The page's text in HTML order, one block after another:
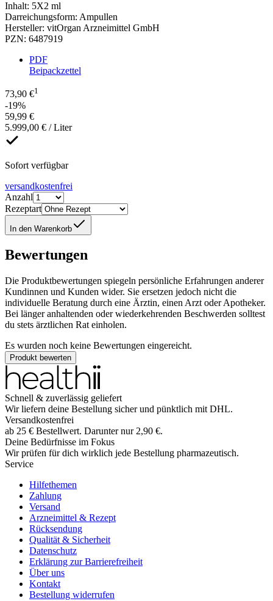
Inhalt: 5X2 ml
Darreichungsform: Ampullen
Hersteller: vitOrgan Arzneimittel GmbH
PZN: 6487919
PDF
Beipackzettel
73,90 €1
-19%
59,99 €
5.999,00 € / Liter
Sofort verfügbar
versandkostenfrei
Anzahl
Rezeptart
In den Warenkorb
Bewertungen
Die Produktbewertungen spiegeln persönliche Erfahrungen anderer
Kundinnen und Kunden wider. Sie ersetzen jedoch nicht die
individuelle Beratung durch eine Ärztin, einen Arzt oder Apotheker.
Bei länger anhaltenden oder wiederkehrenden Beschwerden solltest
du stets ärztlichen Rat einholen.
Es wurden noch keine Bewertungen eingereicht.
Produkt bewerten
Schnell & zuverlässig geliefert
Wir liefern deine Bestellung sicher und pünktlich mit DHL.
Versandkostenfrei
ab 25 € Bestellwert. Darunter nur 2,90 €.
Deine Bedürfnisse im Fokus
Wir prüfen für dich wirklich jede Bestellung pharmazeutisch.
Service
Hilfethemen
Zahlung
Versand
Arzneimittel & Rezept
Rücksendung
Qualität & Sicherheit
Datenschutz
Erklärung zur Barrierefreiheit
Über uns
Kontakt
Bestellung widerrufen